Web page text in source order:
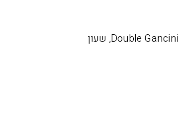
שעון Ferragamo מקולקציית Double Gancini New, שעון